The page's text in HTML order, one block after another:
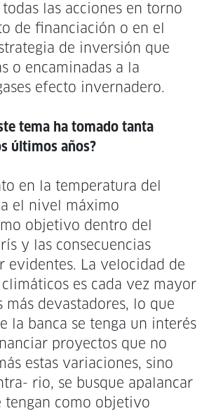
las acciones en torno
de financiación o en el
de inversión que
o encaminadas a la
efecto invernadero.
tema ha tomado tanta
últimos años?
en la temperatura del
el nivel máximo
objetivo dentro del
y las consecuencias
evidentes. La velocidad de
es cada vez mayor
más devastadores, lo que
la banca se tenga un interés
proyectos que no
estas variaciones, sino
rio, se busque apalancar
tengan como objetivo